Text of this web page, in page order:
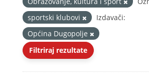
sportski klubovi
Izdavači:
Općina Dugopolje
Filtriraj rezultate